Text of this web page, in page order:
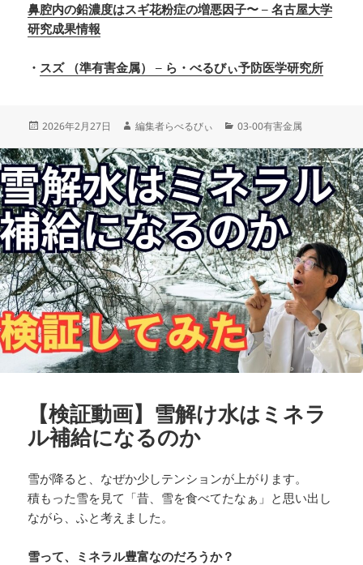
鼻腔内の鉛濃度はスギ花粉症の増悪因子〜 –名古屋大学
研究成果情報
・ スズ （準有害金属） – ら・べるびぃ予防医学研究所
投
日:
2026年2月27日
作
者
編集者らべるびぃ
カ
ゴ
リ
ー
03-00有害金属
【検証動画】雪解け水はミネラ
ル補給になるのか
雪が降ると、なぜか少しテンションが上がります。
積もった雪を見て「昔、雪を食べてたなぁ」と思い出し
ながら、ふと考えました。
雪って、ミネラル豊富なのだろうか？